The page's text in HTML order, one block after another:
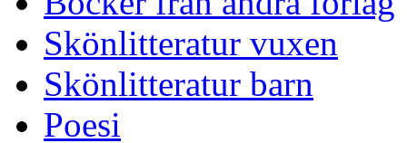
Skönlitteratur vuxen
Skönlitteratur barn
Poesi